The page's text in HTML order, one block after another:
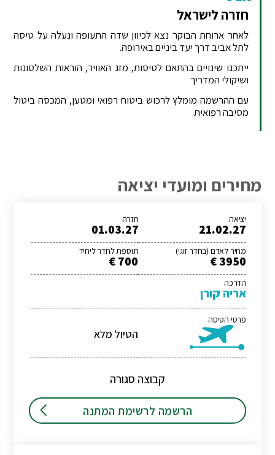
חזרה לישראל
לאחר ארוחת הבוקר נצא לכיוון שדה התעופה ונעלה על טיסה
לתל אביב דרך יעד ביניים באירופה.
ייתכנו שינויים בהתאם לטיסות, מזג האוויר, הוראות השלטונות
ושיקולי המדריך
עם ההרשמה מומלץ לרכוש ביטוח רפואי ומטען, המכסה ביטול
מסיבה רפואית.
מחירים ומועדי יציאה
יציאה
21.02.27
חזרה
01.03.27
מחיר לאדם (בחדר זוגי)
3950 €
תוספת לחדר ליחיד
700 €
הדרכה
אריה קורן
פרטי הטיסה
הטיול מלא
קבוצה סגורה
הרשמה לרשימת המתנה